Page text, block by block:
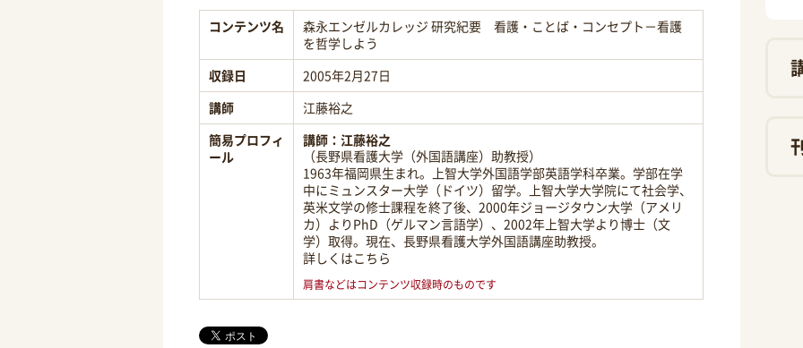
コンテンツ名
森永エンゼルカレッジ 研究紀要 看護・ことば・コンセプト－看護
を哲学しよう
収録日
2005年2月27日
講師
江藤裕之
簡易プロフィ
ール
講師： 江藤裕之
（長野県看護大学（外国語講座）助教授）
1963年福岡県生まれ。上智大学外国語学部英語学科卒業。学部在学
中にミュンスター大学（ドイツ）留学。上智大学大学院にて社会学、
英米文学の修士課程を終了後、2000年ジョージタウン大学（アメリ
カ）よりPhD（ゲルマン言語学）、2002年上智大学より博士（文
学）取得。現在、長野県看護大学外国語講座助教授。
詳しくはこちら
肩書などはコンテンツ収録時のものです